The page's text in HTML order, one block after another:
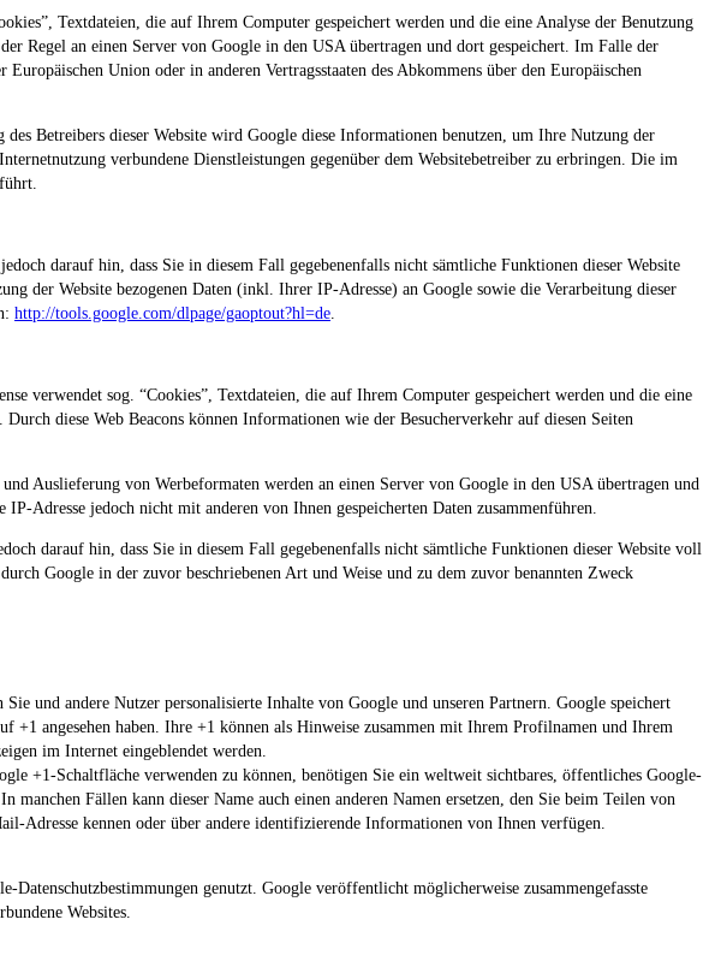
Textdateien, die auf Ihrem Computer gespeichert werden und die eine Analyse der Benutzung
Regel an einen Server von Google in den USA übertragen und dort gespeichert. Im Falle der
Union oder in anderen Vertragsstaaten des Abkommens über den Europäischen
Betreibers dieser Website wird Google diese Informationen benutzen, um Ihre Nutzung der
verbundene Dienstleistungen gegenüber dem Websitebetreiber zu erbringen. Die im
darauf hin, dass Sie in diesem Fall gegebenenfalls nicht sämtliche Funktionen dieser Website
der Website bezogenen Daten (inkl. Ihrer IP-Adresse) an Google sowie die Verarbeitung dieser
http://tools.google.com/dlpage/gaoptout?hl=de.
verwendet sog. “Cookies”, Textdateien, die auf Ihrem Computer gespeichert werden und die eine
diese Web Beacons können Informationen wie der Besucherverkehr auf diesen Seiten
Auslieferung von Werbeformaten werden an einen Server von Google in den USA übertragen und
Adresse jedoch nicht mit anderen von Ihnen gespeicherten Daten zusammenführen.
darauf hin, dass Sie in diesem Fall gegebenenfalls nicht sämtliche Funktionen dieser Website voll
Google in der zuvor beschriebenen Art und Weise und zu dem zuvor benannten Zweck
und andere Nutzer personalisierte Inhalte von Google und unseren Partnern. Google speichert
angesehen haben. Ihre +1 können als Hinweise zusammen mit Ihrem Profilnamen und Ihrem
im Internet eingeblendet werden.
+1-Schaltfläche verwenden zu können, benötigen Sie ein weltweit sichtbares, öffentliches Google-
Fällen kann dieser Name auch einen anderen Namen ersetzen, den Sie beim Teilen von
Adresse kennen oder über andere identifizierende Informationen von Ihnen verfügen.
genutzt. Google veröffentlicht möglicherweise zusammengefasste
Websites.